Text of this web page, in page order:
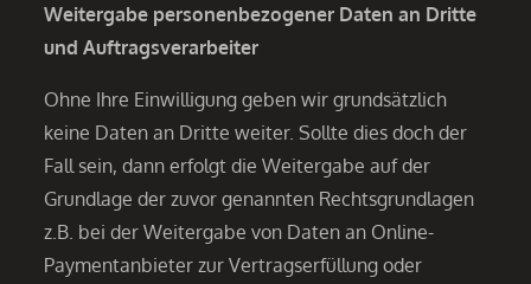
Weitergabe personenbezogener Daten an Dritte
und Auftragsverarbeiter
Ohne Ihre Einwilligung geben wir grundsätzlich
keine Daten an Dritte weiter. Sollte dies doch der
Fall sein, dann erfolgt die Weitergabe auf der
Grundlage der zuvor genannten Rechtsgrundlagen
z.B. bei der Weitergabe von Daten an Online-
Paymentanbieter zur Vertragserfüllung oder